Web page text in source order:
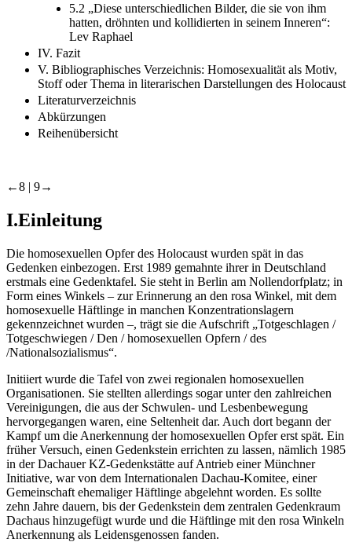
5.2 „Diese unterschiedlichen Bilder, die sie von ihm
hatten, dröhnten und kollidierten in seinem Inneren“:
Lev Raphael
IV. Fazit
V. Bibliographisches Verzeichnis: Homosexualität als Motiv,
Stoff oder Thema in literarischen Darstellungen des Holocaust
Literaturverzeichnis
Abkürzungen
Reihenübersicht
←8 | 9→
I.Einleitung
Die homosexuellen Opfer des Holocaust wurden spät in das
Gedenken einbezogen. Erst 1989 gemahnte ihrer in Deutschland
erstmals eine Gedenktafel. Sie steht in Berlin am Nollendorfplatz; in
Form eines Winkels – zur Erinnerung an den rosa Winkel, mit dem
homosexuelle Häftlinge in manchen Konzentrationslagern
gekennzeichnet wurden –, trägt sie die Aufschrift „Totgeschlagen /
Totgeschwiegen / Den / homosexuellen Opfern / des
/Nationalsozialismus“.
Initiiert wurde die Tafel von zwei regionalen homosexuellen
Organisationen. Sie stellten allerdings sogar unter den zahlreichen
Vereinigungen, die aus der Schwulen- und Lesbenbewegung
hervorgegangen waren, eine Seltenheit dar. Auch dort begann der
Kampf um die Anerkennung der homosexuellen Opfer erst spät. Ein
früher Versuch, einen Gedenkstein errichten zu lassen, nämlich 1985
in der Dachauer KZ-Gedenkstätte auf Antrieb einer Münchner
Initiative, war von dem Internationalen Dachau-Komitee, einer
Gemeinschaft ehemaliger Häftlinge abgelehnt worden. Es sollte
zehn Jahre dauern, bis der Gedenkstein dem zentralen Gedenkraum
Dachaus hinzugefügt wurde und die Häftlinge mit den rosa Winkeln
Anerkennung als Leidensgenossen fanden.